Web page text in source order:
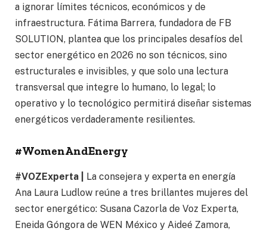
a ignorar límites técnicos, económicos y de
infraestructura. Fátima Barrera, fundadora de FB
SOLUTION, plantea que los principales desafíos del
sector energético en 2026 no son técnicos, sino
estructurales e invisibles, y que solo una lectura
transversal que integre lo humano, lo legal; lo
operativo y lo tecnológico permitirá diseñar sistemas
energéticos verdaderamente resilientes.
#WomenAndEnergy
#VOZExperta | La consejera y experta en energía
Ana Laura Ludlow reúne a tres brillantes mujeres del
sector energético: Susana Cazorla de Voz Experta,
Eneida Góngora de WEN México y Aideé Zamora,